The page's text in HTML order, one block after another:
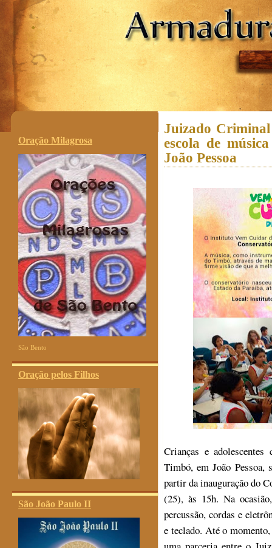
.
Oração Milagrosa
São Bento
Oração pelos Filhos
São João Paulo II
Juizado
escola de
João Pessoa
Crianças e
Timbó, em João Pessoa,
partir da inauguração do
(25), às 15h. Na
percussão, cordas e
e teclado. Até o